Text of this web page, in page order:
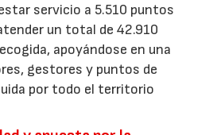
servicio a 5.510 puntos
un total de 42.910
apoyándose en una
gestores y puntos de
por todo el territorio